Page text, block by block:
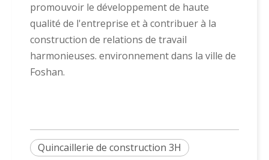
promouvoir le développement de haute
qualité de l'entreprise et à contribuer à la
construction de relations de travail
harmonieuses. environnement dans la ville de
Foshan.
Quincaillerie de construction 3H